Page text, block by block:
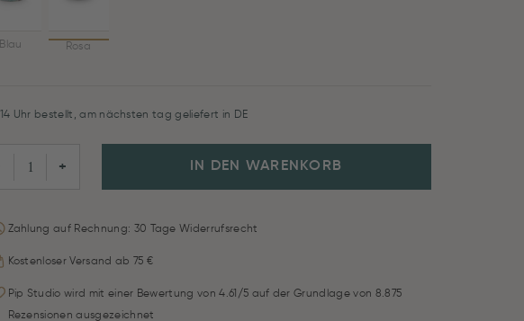
Blau Rosa
14 Uhr bestellt, am nächsten tag geliefert in DE
+ IN DEN WARENKORB
Zahlung auf Rechnung: 30 Tage Widerrufsrecht
Kostenloser Versand ab 75 €
Pip Studio wird mit einer Bewertung von 4.61/5 auf der Grundlage von 8.875
Rezensionen ausgezeichnet